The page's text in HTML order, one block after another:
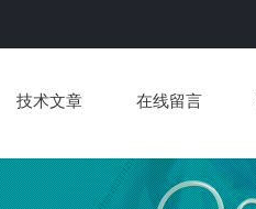
技术文章 在线留言